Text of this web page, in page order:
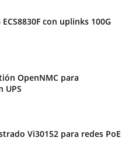
con uplinks 100G
OpenNMC para
UPS
Vi30152 para redes PoE